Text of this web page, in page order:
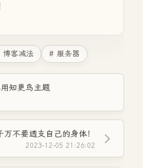
博客减法 # 服务器
知更鸟主题
万不要透支自己的身体！
2023-12-05 21:26:02